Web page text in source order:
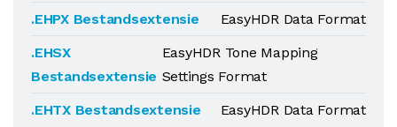
.EHPX Bestandsextensie
EasyHDR Data Format
.EHSX
Bestandsextensie
EasyHDR Tone Mapping
Settings Format
.EHTX Bestandsextensie
EasyHDR Data Format